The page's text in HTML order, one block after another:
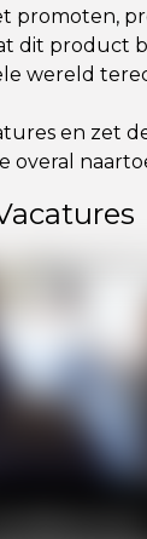
promoten,
dit product
wereld
en zet
overal